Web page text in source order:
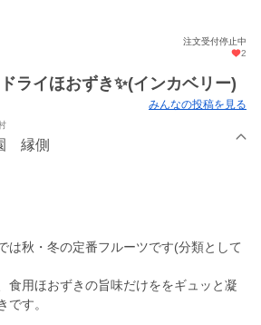
注文受付停止中
2
ライほおずき✨(インカベリー)
みんなの投稿を見る
縁側
は秋・冬の定番フルーツです(分類として
食用ほおずきの旨味だけををギュッと凝
です。